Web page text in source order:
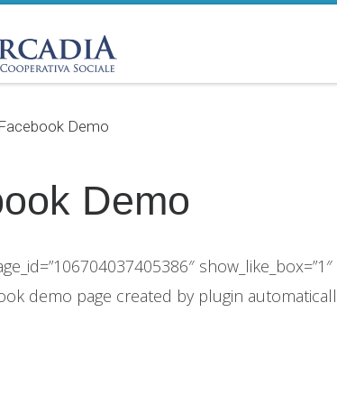
Facebook Demo
Demo
demo page created by plugin